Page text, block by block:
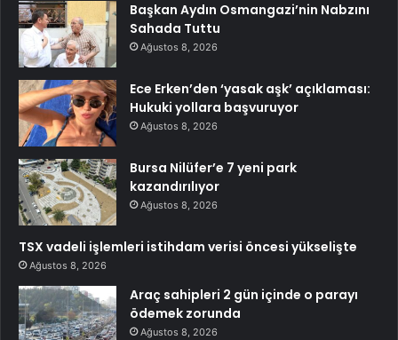
Başkan Aydın Osmangazi’nin Nabzını
Sahada Tuttu
Ağustos 8, 2026
Ece Erken’den ‘yasak aşk’ açıklaması:
Hukuki yollara başvuruyor
Ağustos 8, 2026
Bursa Nilüfer’e 7 yeni park
kazandırılıyor
Ağustos 8, 2026
TSX vadeli işlemleri istihdam verisi öncesi yükselişte
Ağustos 8, 2026
Araç sahipleri 2 gün içinde o parayı
ödemek zorunda
Ağustos 8, 2026